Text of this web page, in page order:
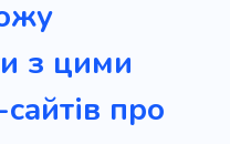
з цими
про